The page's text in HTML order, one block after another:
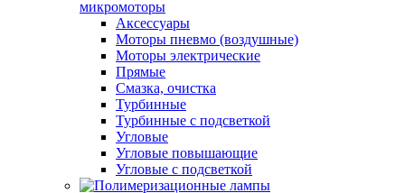
микромоторы
Аксессуары
Моторы пневмо (воздушные)
Моторы электрические
Прямые
Смазка, очистка
Турбинные
Турбинные с подсветкой
Угловые
Угловые повышающие
Угловые с подсветкой